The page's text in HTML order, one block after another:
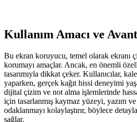
Kullanım Amacı ve
Bu ekran koruyucu, temel olarak ekranı
korumayı amaçlar. Ancak, en önemli
tasarımıyla dikkat çeker. Kullanıcılar,
yaparken, gerçek kağıt hissi deneyimi
dijital çizim ve not alma işlemlerinde
için tasarlanmış kaymaz yüzeyi, yazım ve
odaklanmayı kolaylaştırır, böylece
sağlar.